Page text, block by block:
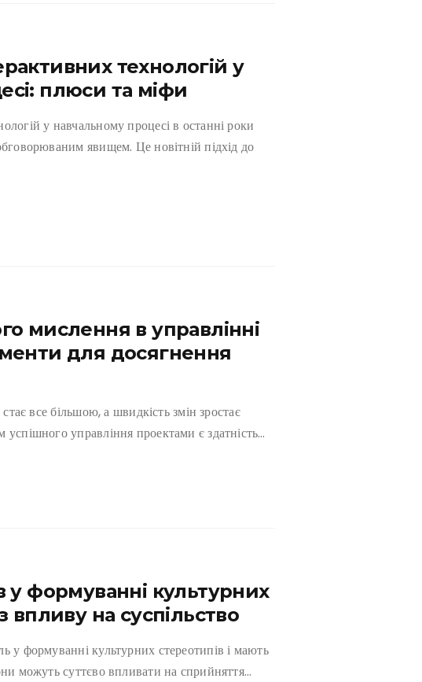
технологій у
плюси та міфи
у навчальному процесі в останні роки
явищем. Це новітній підхід до
мислення в управлінні
для досягнення
все більшою, а швидкість змін зростає
управління проектами є здатність…
у формуванні культурних
впливу на суспільство
у формуванні культурних стереотипів і мають
можуть суттєво впливати на сприйняття…